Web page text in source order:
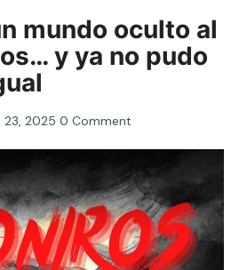
mundo oculto al
y ya no pudo
23, 2025 0 Comment